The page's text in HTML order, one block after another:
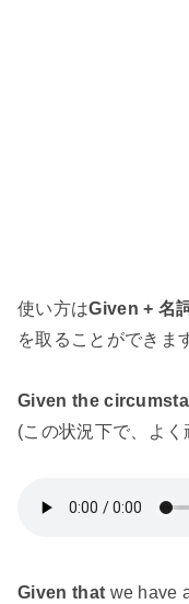
使い方はGiven + 名
を取ることができま
Given the
(この状況下で、よ
Given that we have